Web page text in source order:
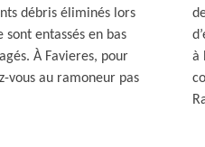
débris éliminés lors
entassés en bas
À Favieres, pour
vous au ramoneur pas
à